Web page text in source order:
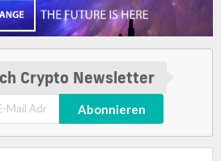
Crypto Newsletter
Abonnieren